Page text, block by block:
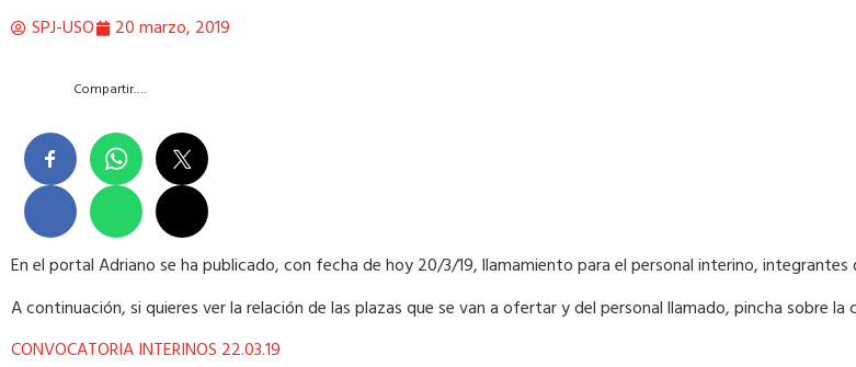
SPJ-USO 20 marzo, 2019
Compartir….
En el portal Adriano se ha publicado, con fecha de hoy 20/3/19, llamamiento para el personal interino, integrantes
A continuación, si quieres ver la relación de las plazas que se van a ofertar y del personal llamado, pincha sobre la
CONVOCATORIA INTERINOS 22.03.19